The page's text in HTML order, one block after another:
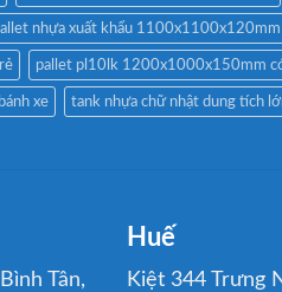
nhựa xuất khẩu 1100x1100x120mm
pallet pl10lk 1200x1000x150mm
xe tank nhựa chữ nhật dung tích
Tân,
Huế
Kiệt 344 Trưng